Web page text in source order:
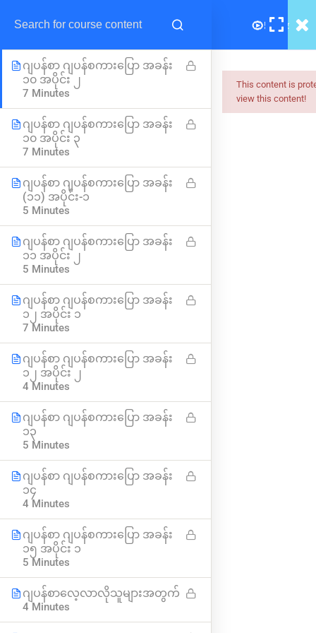
၁၀ အပိုင်း ၁
ဂျပန်စာ ဂျပန်စကားပြော အခန်း
၁၀ အပိုင်း ၂
7 Minutes
ဂျပန်စာ ဂျပန်စကားပြော အခန်း
၁၀ အပိုင်း ၃
7 Minutes
ဂျပန်စာ ဂျပန်စကားပြော အခန်း
(၁၁) အပိုင်း-၁
5 Minutes
ဂျပန်စာ ဂျပန်စကားပြော အခန်း
၁၁ အပိုင်း ၂
5 Minutes
ဂျပန်စာ ဂျပန်စကားပြော အခန်း
၁၂ အပိုင်း ၁
7 Minutes
ဂျပန်စာ ဂျပန်စကားပြော အခန်း
၁၂ အပိုင်း ၂
4 Minutes
ဂျပန်စာ ဂျပန်စကားပြော အခန်း
၁၃
5 Minutes
ဂျပန်စာ ဂျပန်စကားပြော အခန်း
၁၄
4 Minutes
ဂျပန်စာ ဂျပန်စကားပြော အခန်း
၁၅ အပိုင်း ၁
5 Minutes
ဂျပန်စာလေ့လာလိုသူများအတွက်
4 Minutes
This content is
view this content!
Myanmar
Best Online Courses
ကျွမ်းကျင်သူများထံမှ နည်းစနစ်ကျကျ သင်ကြားနိုင်အောင်
online learning marketplace တစ်ခုအဖြစ် ပါဝင်ကူညီသွားမှာ
ဖြစ်ပါတယ်။
hello@myanmarboc.com
Mandalay, Myanmar.
Company
ဆက်သွယ်ရန်
ကိုယ်ရေးကိုယ်တာ ပေါ်လစီ
စည်းကမ်းနှင့် သတ်မှတ်ချက်များ
Links
ဟောပြောပွဲများ
ဘယ်လို မှတ်ပုံတင်မလဲ
အခမဲ့ App ဒေါင်းရန် Subscribe